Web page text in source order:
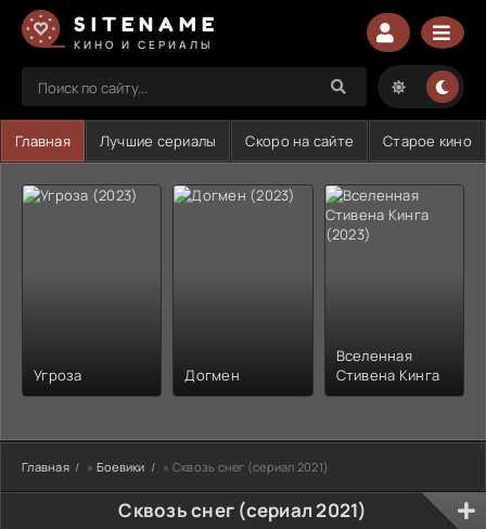
SITENAME
КИНО И СЕРИАЛЫ
Главная Лучшие сериалы Скоро на сайте Старое кино
Угроза Догмен
Вселенная
Стивена Кинга
Главная » Боевики » Сквозь снег (сериал 2021)
Сквозь снег (сериал 2021)